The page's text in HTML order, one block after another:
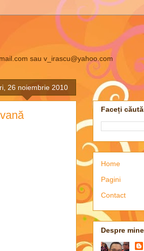
sau v_irascu@yahoo.com
26 noiembrie 2010
Faceți
Home
Pagini
Contact
Despre mine